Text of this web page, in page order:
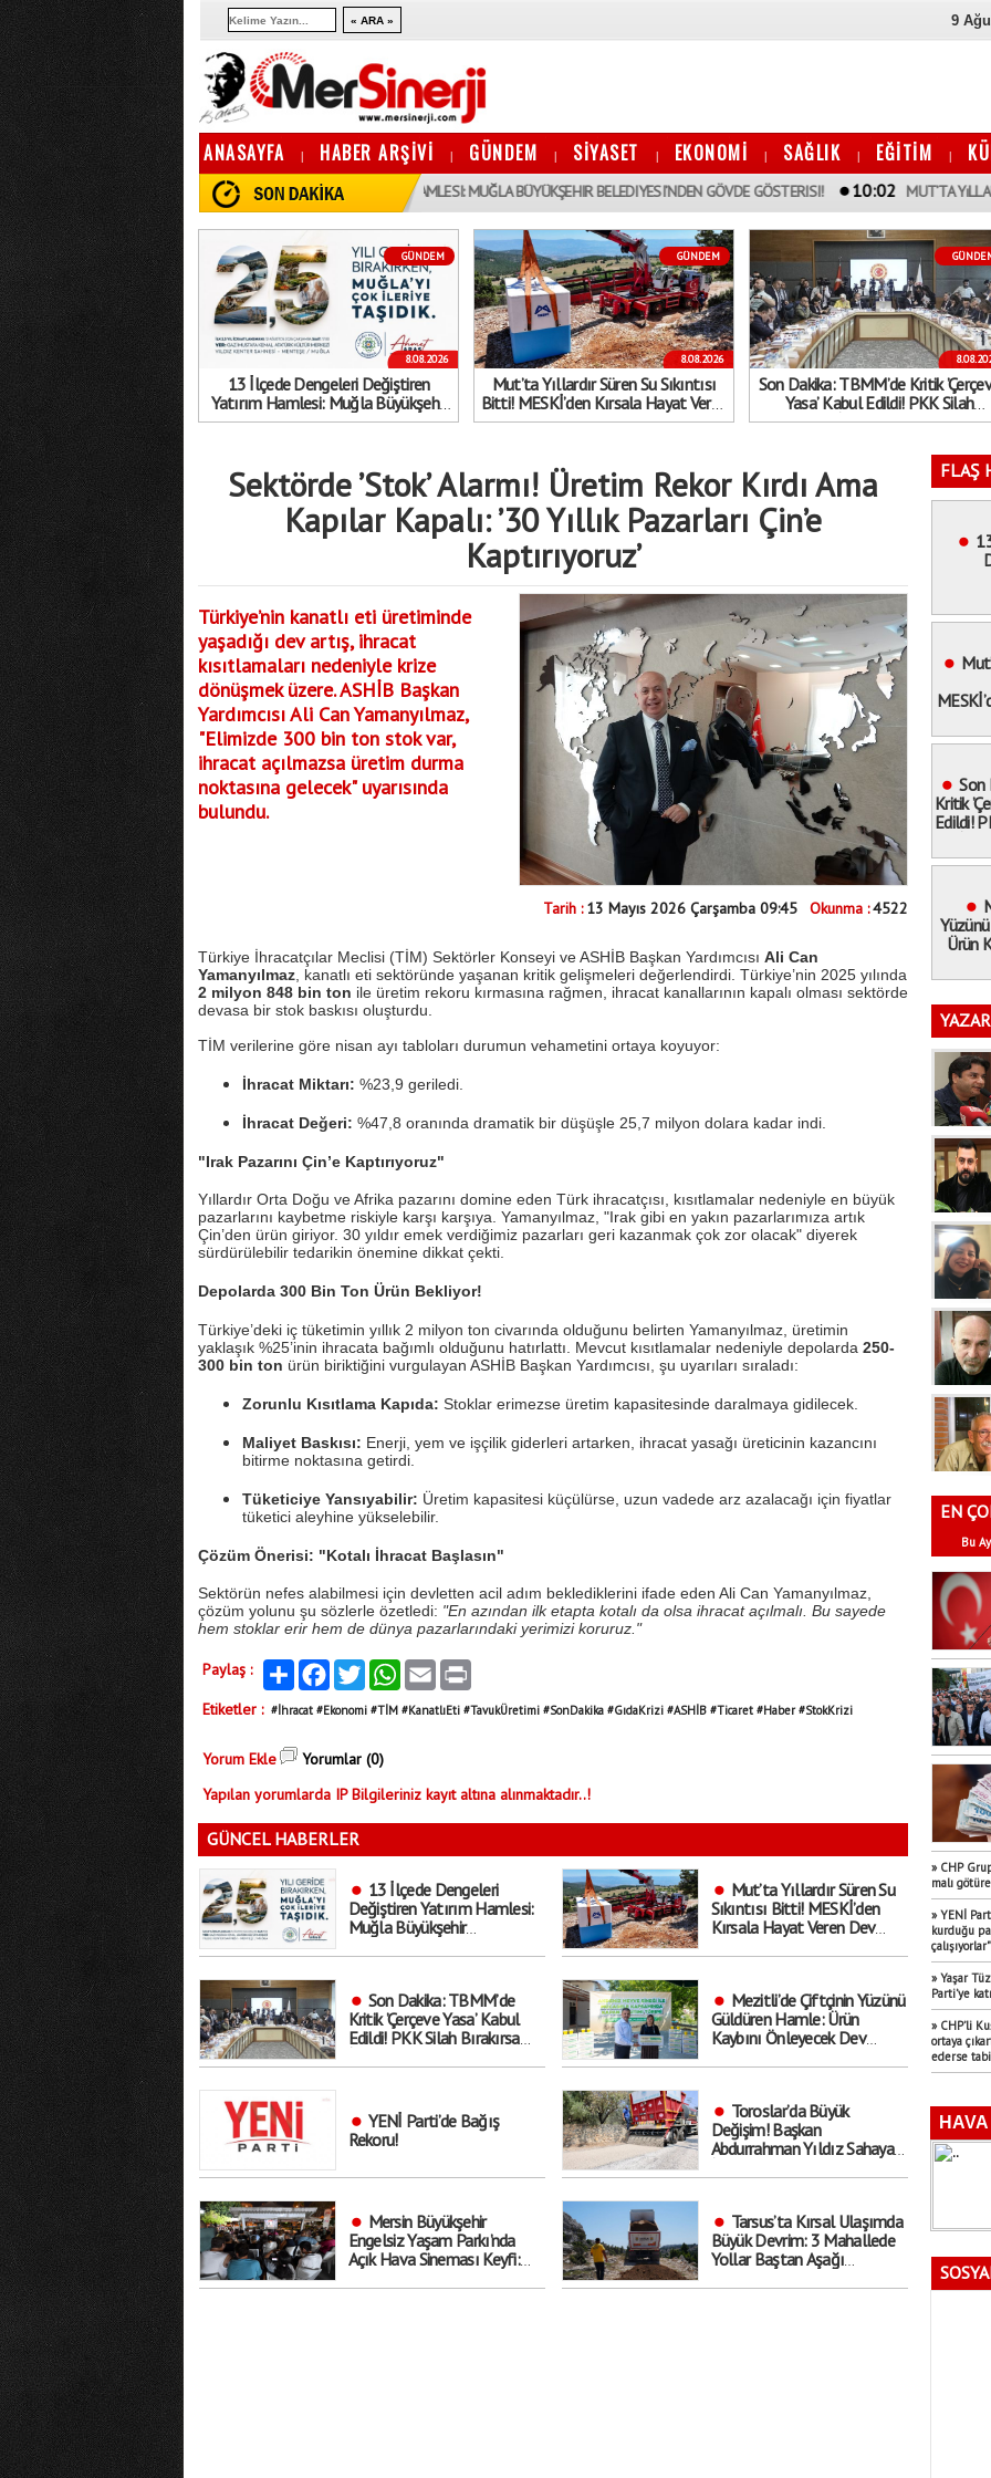
9
ANASAYFA | HABER ARŞİVİ | GÜNDEM | SİYASET | EKONOMİ | SAĞLIK | EĞİTİM |
10:13 13 İLÇEDE DENGELERI DEĞIŞTIREN YATıRıM HAMLESI: MUĞLA BÜYÜKŞEHIR BELEDIYESI’NDEN GÖVDE GÖSTERISI! 10:02 MUT’TA YıLLARDıR SÜREN
GÜNDEM
8.08.2026
13 İlçede Dengeleri Değiştiren
Yatırım Hamlesi: Muğla Büyükşehir
Belediyesi’nden Gövde Gösterisi!
GÜNDEM
8.08.2026
Mut’ta Yıllardır Süren Su Sıkıntısı
Bitti! MESKİ’den Kırsala Hayat Veren
Dev Hamle
Son Dakika: TBMM’de Kritik
Yasa’ Kabul Edildi! PKK Silah
Bırakırsa İnfazlar Ertelenecek...
Sektörde ’Stok’ Alarmı! Üretim Rekor Kırdı Ama
Kapılar Kapalı: ’30 Yıllık Pazarları Çin’e
Kaptırıyoruz’
Türkiye’nin kanatlı eti üretiminde
yaşadığı dev artış, ihracat
kısıtlamaları nedeniyle krize
dönüşmek üzere. ASHİB Başkan
Yardımcısı Ali Can Yamanyılmaz,
"Elimizde 300 bin ton stok var,
ihracat açılmazsa üretim durma
noktasına gelecek" uyarısında
bulundu.
Tarih : 13 Mayıs 2026 Çarşamba 09:45 Okunma :4522
Türkiye İhracatçılar Meclisi (TİM) Sektörler Konseyi ve ASHİB Başkan Yardımcısı Ali Can
Yamanyılmaz , kanatlı eti sektöründe yaşanan kritik gelişmeleri değerlendirdi. Türkiye’nin 2025 yılında
2 milyon 848 bin ton ile üretim rekoru kırmasına rağmen, ihracat kanallarının kapalı olması sektörde
devasa bir stok baskısı oluşturdu.
TİM verilerine göre nisan ayı tabloları durumun vehametini ortaya koyuyor:
İhracat Miktarı: %23,9 geriledi.
İhracat Değeri: %47,8 oranında dramatik bir düşüşle 25,7 milyon dolara kadar indi.
"Irak Pazarını Çin’e Kaptırıyoruz"
Yıllardır Orta Doğu ve Afrika pazarını domine eden Türk ihracatçısı, kısıtlamalar nedeniyle en büyük
pazarlarını kaybetme riskiyle karşı karşıya. Yamanyılmaz, "Irak gibi en yakın pazarlarımıza artık
Çin’den ürün giriyor. 30 yıldır emek verdiğimiz pazarları geri kazanmak çok zor olacak" diyerek
sürdürülebilir tedarikin önemine dikkat çekti.
Depolarda 300 Bin Ton Ürün Bekliyor!
Türkiye’deki iç tüketimin yıllık 2 milyon ton civarında olduğunu belirten Yamanyılmaz, üretimin
yaklaşık %25’inin ihracata bağımlı olduğunu hatırlattı. Mevcut kısıtlamalar nedeniyle depolarda 250-
300 bin ton ürün biriktiğini vurgulayan ASHİB Başkan Yardımcısı, şu uyarıları sıraladı:
Zorunlu Kısıtlama Kapıda: Stoklar erimezse üretim kapasitesinde daralmaya gidilecek.
Maliyet Baskısı: Enerji, yem ve işçilik giderleri artarken, ihracat yasağı üreticinin kazancını
bitirme noktasına getirdi.
Tüketiciye Yansıyabilir: Üretim kapasitesi küçülürse, uzun vadede arz azalacağı için fiyatlar
tüketici aleyhine yükselebilir.
Çözüm Önerisi: "Kotalı İhracat Başlasın"
Sektörün nefes alabilmesi için devletten acil adım beklediklerini ifade eden Ali Can Yamanyılmaz,
çözüm yolunu şu sözlerle özetledi: "En azından ilk etapta kotalı da olsa ihracat açılmalı. Bu sayede
hem stoklar erir hem de dünya pazarlarındaki yerimizi koruruz."
Paylaş : Paylaş FacebookTwitter WhatsAppEmail
Etiketler : #İhracat #Ekonomi #TİM #KanatlıEti #TavukÜretimi #SonDakika #GıdaKrizi #ASHİB #Ticaret #Haber #StokKrizi
Yorum Ekle
Yorumlar (0)
Yapılan yorumlarda IP Bilgileriniz kayıt altına alınmaktadır..!
GÜNCEL HABERLER
13 İlçede Dengeleri
Değiştiren Yatırım Hamlesi:
Muğla Büyükşehir
Mut’ta Yıllardır Süren Su
Sıkıntısı Bitti! MESKİ’den
Kırsala Hayat Veren Dev
Son Dakika: TBMM’de
Kritik ’Çerçeve Yasa’ Kabul
Edildi! PKK Silah Bırakırsa
Mezitli’de Çiftçinin Yüzünü
Güldüren Hamle: Ürün
Kaybını Önleyecek Dev
YENİ Parti’de Bağış
Rekoru!
Toroslar’da Büyük
Değişim! Başkan
Abdurrahman Yıldız Sahaya
Mersin Büyükşehir
Engelsiz Yaşam Parkı’nda
Açık Hava Sineması Keyfi:
Tarsus’ta Kırsal Ulaşımda
Büyük Devrim: 3 Mahallede
Yollar Baştan Aşağı
FLAŞ
Son
Kritik
Edildi!
Kimler
Ürün
EN
Bu Ay
» CHP
malı
» YENİ
kurduğu
çalışıyorlar"
» Yaşar
Parti’ye
» CHP’li
ortaya
ederse